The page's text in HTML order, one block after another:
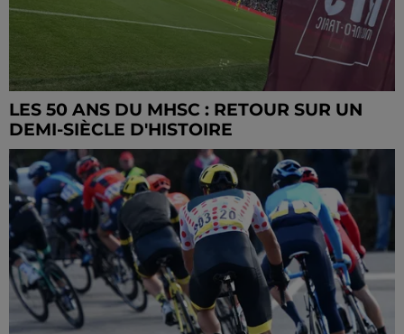
LES 50 ANS DU MHSC : RETOUR SUR UN
DEMI-SIÈCLE D'HISTOIRE